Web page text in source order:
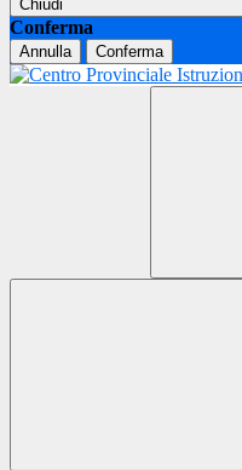
Chiudi
Conferma
Annulla Conferma